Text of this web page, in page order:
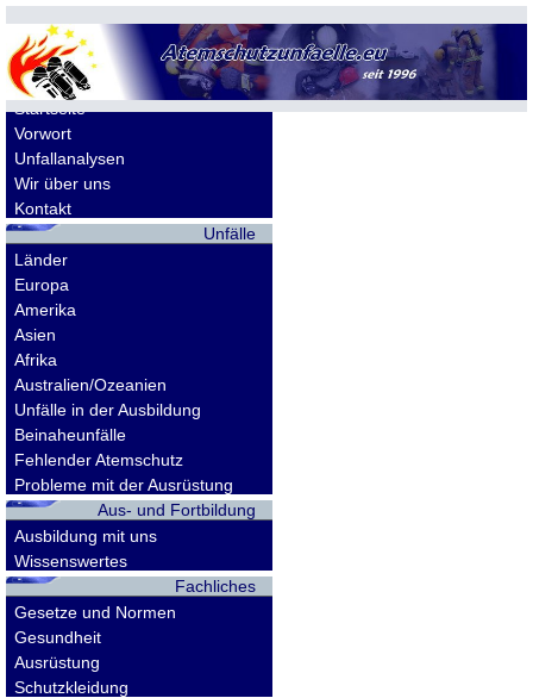
Allgemeines
Startseite
Vorwort
Unfallanalysen
Wir über uns
Kontakt
Unfälle
Länder
Europa
Amerika
Asien
Afrika
Australien/Ozeanien
Unfälle in der Ausbildung
Beinaheunfälle
Fehlender Atemschutz
Probleme mit der Ausrüstung
Aus- und Fortbildung
Ausbildung mit uns
Wissenswertes
Fachliches
Gesetze und Normen
Gesundheit
Ausrüstung
Schutzkleidung